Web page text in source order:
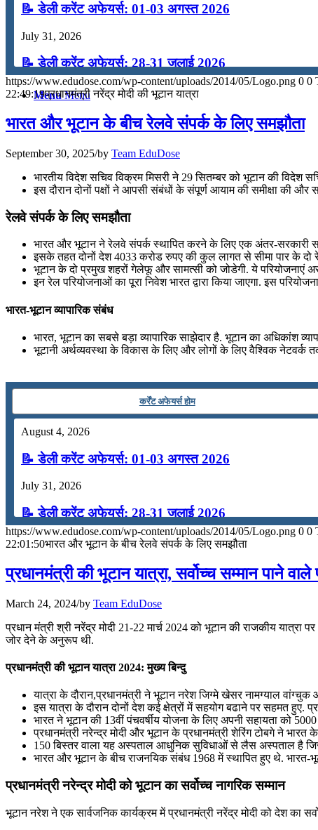
मॉक टेस्ट
टुडेज जीके
Menu Menu
📝 डेली करेंट अफेयर्स: 01-03 अगस्त 2026
July 31, 2026
📝 डेली करेंट अफेयर्स: 28-31 जुलाई 2026
July 28, 2026
📝 डेली करेंट अफेयर्स: 25-27 जुलाई 2026
📝 डेली करेंट अफेयर्स: 22-24 जुलाई 2026
July 22, 2026
📝 डेली करेंट अफेयर्स: 19-21 जुलाई 2026
July 19, 2026
📝 डेली करेंट अफेयर्स: 16-18 जुलाई 2026
July 16, 2026
📝 डेली करेंट अफेयर्स: 13-15 जुलाई 2026
https://www.edudose.com/wp-content/uploads/2014/05/Logo.png 0 0
22:49:19प्रधानमंत्री नरेंद्र मोदी की भूटान यात्रा
भारत और भूटान के बीच रेलवे संपर्क के लिए समझौता
September 30, 2025/by Team EduDose
भारतीय विदेश सचिव विक्रम मिसरी ने 29 सितम्बर को भूटान की विदेश
इस दौरान दोनों पक्षों ने आपसी संबंधों के संपूर्ण आयाम की समीक्षा की और
रेलवे संपर्क के लिए समझौता
भारत और भूटान ने रेलवे संपर्क स्थापित करने के लिए एक अंतर-सरकारी
इसके तहत दोनों देश 4033 करोड रुपए की कुल लागत से सीमा पार के दो
भूटान के दो प्रमुख शहरों गेलेफू और सामत्सी को जोडेगी. ये परियोजनाएं
इन रेल परियोजनाओं का पूरा निवेश भारत द्वारा किया जाएगा. इस
भारत-भूटान व्‍यापारिक संबंध
भारत, भूटान का सबसे बड़ा व्‍यापारिक साझेदार है. भूटान का अधिकांश
भूटानी अर्थव्‍यवस्‍था के विकास के लिए और लोगों के लिए वैश्विक नेटवर्क
कर्रेंट अफेयर्स होम
August 4, 2026
📝 डेली करेंट अफेयर्स: 01-03 अगस्त 2026
July 31, 2026
📝 डेली करेंट अफेयर्स: 28-31 जुलाई 2026
July 28, 2026
📝 डेली करेंट अफेयर्स: 25-27 जुलाई 2026
📝 डेली करेंट अफेयर्स: 22-24 जुलाई 2026
July 22, 2026
📝 डेली करेंट अफेयर्स: 19-21 जुलाई 2026
July 19, 2026
📝 डेली करेंट अफेयर्स: 16-18 जुलाई 2026
July 16, 2026
📝 डेली करेंट अफेयर्स: 13-15 जुलाई 2026
https://www.edudose.com/wp-content/uploads/2014/05/Logo.png 0 0
22:01:50भारत और भूटान के बीच रेलवे संपर्क के लिए समझौता
प्रधानमंत्री की भूटान यात्रा, सर्वोच्च सम्मान पाने
March 24, 2024/by Team EduDose
प्रधान मंत्री श्री नरेंद्र मोदी 21-22 मार्च 2024 को भूटान की राजकीय
जोर देने के अनुरूप थी.
प्रधानमंत्री की भूटान यात्रा 2024: मुख्य बिन्दु
​यात्रा के दौरान,प्रधानमंत्री ने भूटान नरेश जिग्‍मे खेसर नामग्‍याल
इस यात्रा के दौरान दोनों देश कई क्षेत्रों में सहयोग बढाने पर सहमत हुए.
भारत ने भूटान की 13वीं पंचवर्षीय योजना के लिए अपनी सहायता को
प्रधानमंत्री नरेन्द्र मोदी और भूटान के प्रधानमंत्री शेरिंग टोबगे ने
150 बिस्तर वाला यह अस्पताल आधुनिक सुविधाओं से लैस अस्पताल है
भारत और भूटान के बीच राजनयिक संबंध 1968 में स्थापित हुए थे. भारत-
प्रधानमंत्री नरेन्द्र मोदी को भूटान का सर्वोच्च नागरिक सम्मान
भूटान नरेश ने एक सार्वजनिक कार्यक्रम में प्रधानमंत्री नरेंद्र मोदी को देश का